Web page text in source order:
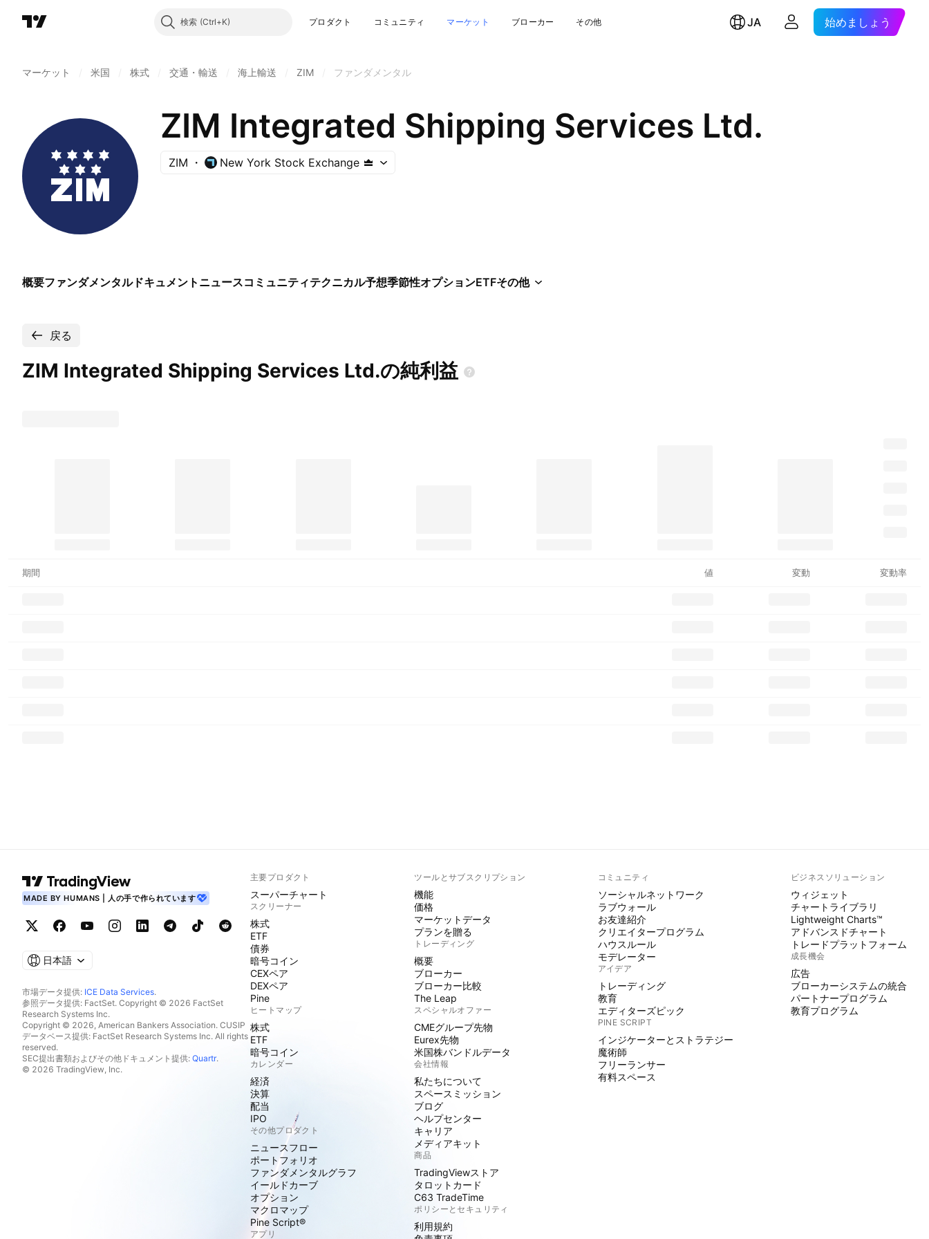
検索 プロダクト コミュニティ マーケット ブローカー その他 JA 始めましょう
マーケット 米国 株式 交通・輸送 海上輸送 ZIM ファンダメンタル
ZIM Integrated Shipping Services Ltd.
ZIM New York Stock Exchange
概要ファンダメンタルドキュメント ニュースコミュニティテクニカル予想季節性オプションETFその他
戻る
ZIM Integrated Shipping Services Ltd.の純利益
期間 値 変動 変動率
MADE BY HUMANS | 人の手で作られています
日本語
市場データ提供: ICE Data Services.
参照データ提供: FactSet. Copyright © 2026 FactSet
Research Systems Inc.
Copyright © 2026, American Bankers Association. CUSIP
データベース提供: FactSet Research Systems Inc. All rights
reserved.
SEC提出書類およびその他ドキュメント提供: Quartr.
© 2026 TradingView, Inc.
主要プロダクト
スーパーチャート
スクリーナー
株式
ETF
債券
暗号コイン
CEXペア
DEXペア
Pine
ヒートマップ
株式
ETF
暗号コイン
カレンダー
経済
決算
配当
IPO
その他プロダクト
ニュースフロー
ポートフォリオ
ファンダメンタルグラフ
イールドカーブ
オプション
マクロマップ
Pine Script®
アプリ
ツールとサブスクリプション
機能
価格
マーケットデータ
プランを贈る
トレーディング
概要
ブローカー
ブローカー比較
The Leap
スペシャルオファー
CMEグループ先物
Eurex先物
米国株バンドルデータ
会社情報
私たちについて
スペースミッション
ブログ
ヘルプセンター
キャリア
メディアキット
商品
TradingViewストア
タロットカード
C63 TradeTime
ポリシーとセキュリティ
利用規約
コミュニティ
ソーシャルネットワーク
ラブウォール
お友達紹介
クリエイタープログラム
ハウスルール
モデレーター
アイデア
トレーディング
教育
エディターズピック
PINE SCRIPT
インジケーターとストラテジー
魔術師
フリーランサー
有料スペース
ビジネスソリューション
ウィジェット
チャートライブラリ
Lightweight Charts™
アドバンスドチャート
トレードプラットフォーム
成長機会
広告
ブローカーシステムの統合
パートナープログラム
教育プログラム